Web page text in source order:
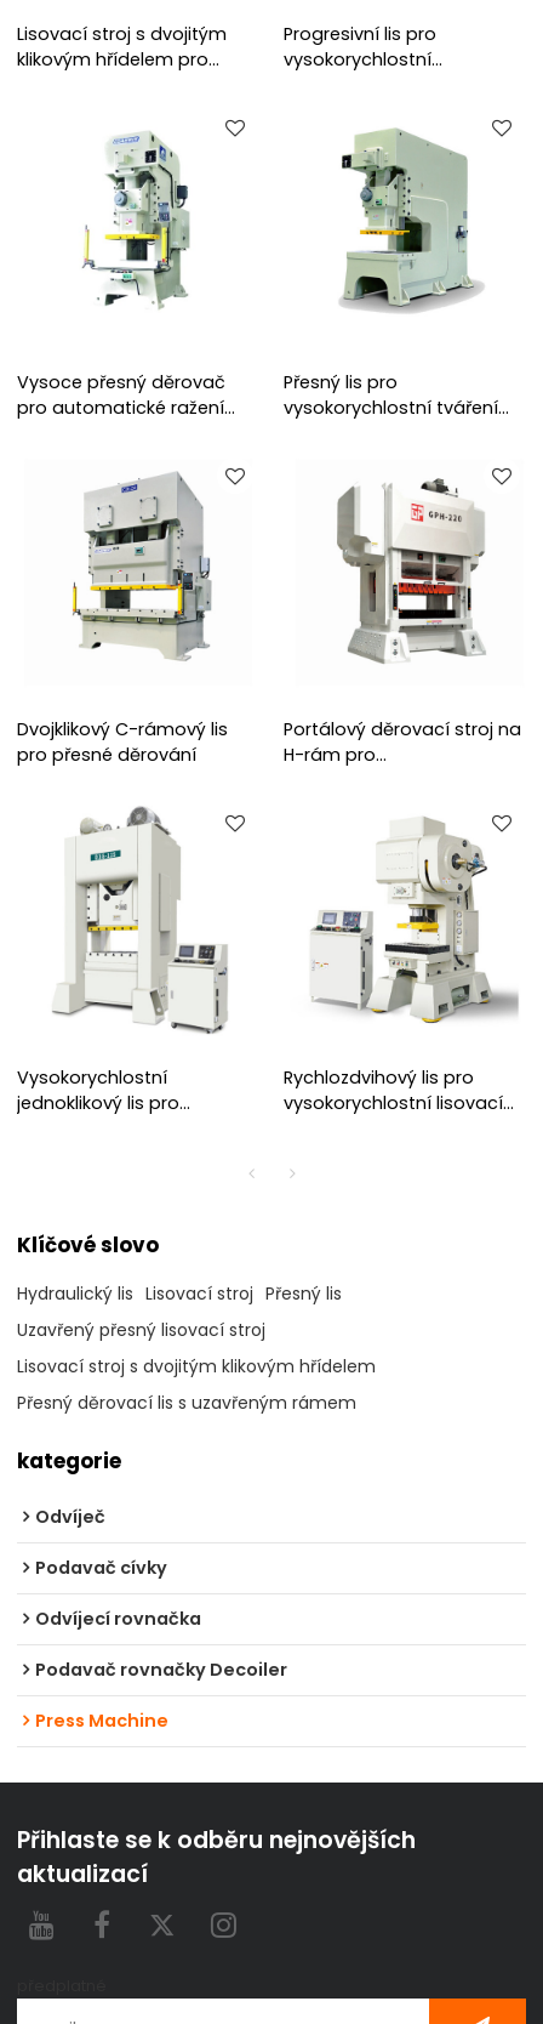
Lisovací stroj s dvojitým
klikovým hřídelem pro
Progresivní lis pro
vysokorychlostní
Vysoce přesný děrovač
pro automatické ražení
Přesný lis pro
vysokorychlostní tváření
Dvojklikový C-rámový lis
pro přesné děrování
Portálový děrovací stroj na
H-rám pro
Vysokorychlostní
jednoklikový lis pro
Rychlozdvihový lis pro
vysokorychlostní lisovací
Klíčové slovo
Hydraulický lis Lisovací stroj Přesný lis
Uzavřený přesný lisovací stroj
Lisovací stroj s dvojitým klikovým hřídelem
Přesný děrovací lis s uzavřeným rámem
kategorie
Odvíječ
Podavač cívky
Odvíjecí rovnačka
Podavač rovnačky Decoiler
Press Machine
Přihlaste se k odběru nejnovějších
aktualizací